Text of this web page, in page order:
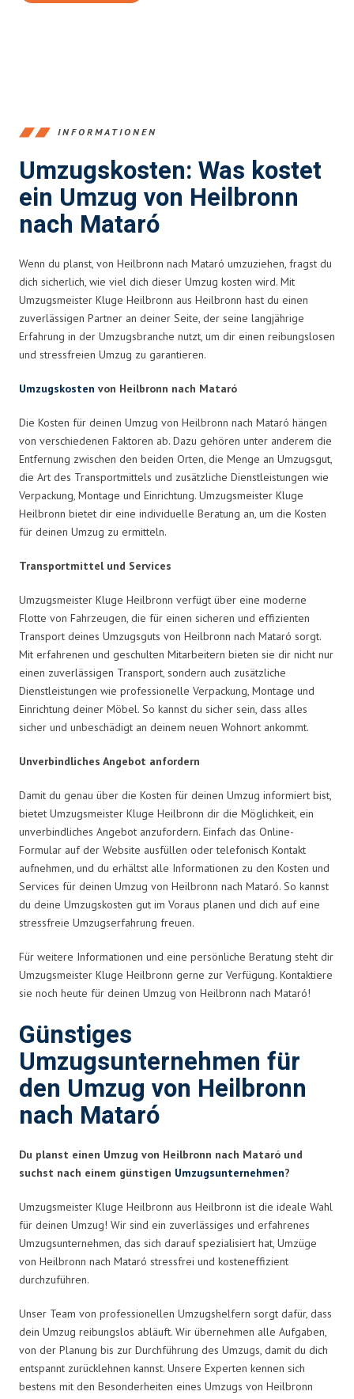
INFORMATIONEN
Umzugskosten: Was kostet
ein Umzug von Heilbronn
nach Mataró
Wenn du planst, von Heilbronn nach Mataró umzuziehen, fragst du
dich sicherlich, wie viel dich dieser Umzug kosten wird. Mit
Umzugsmeister Kluge Heilbronn aus Heilbronn hast du einen
zuverlässigen Partner an deiner Seite, der seine langjährige
Erfahrung in der Umzugsbranche nutzt, um dir einen reibungslosen
und stressfreien Umzug zu garantieren.
Umzugskosten von Heilbronn nach Mataró
Die Kosten für deinen Umzug von Heilbronn nach Mataró hängen
von verschiedenen Faktoren ab. Dazu gehören unter anderem die
Entfernung zwischen den beiden Orten, die Menge an Umzugsgut,
die Art des Transportmittels und zusätzliche Dienstleistungen wie
Verpackung, Montage und Einrichtung. Umzugsmeister Kluge
Heilbronn bietet dir eine individuelle Beratung an, um die Kosten
für deinen Umzug zu ermitteln.
Transportmittel und Services
Umzugsmeister Kluge Heilbronn verfügt über eine moderne
Flotte von Fahrzeugen, die für einen sicheren und effizienten
Transport deines Umzugsguts von Heilbronn nach Mataró sorgt.
Mit erfahrenen und geschulten Mitarbeitern bieten sie dir nicht nur
einen zuverlässigen Transport, sondern auch zusätzliche
Dienstleistungen wie professionelle Verpackung, Montage und
Einrichtung deiner Möbel. So kannst du sicher sein, dass alles
sicher und unbeschädigt an deinem neuen Wohnort ankommt.
Unverbindliches Angebot anfordern
Damit du genau über die Kosten für deinen Umzug informiert bist,
bietet Umzugsmeister Kluge Heilbronn dir die Möglichkeit, ein
unverbindliches Angebot anzufordern. Einfach das Online-
Formular auf der Website ausfüllen oder telefonisch Kontakt
aufnehmen, und du erhältst alle Informationen zu den Kosten und
Services für deinen Umzug von Heilbronn nach Mataró. So kannst
du deine Umzugskosten gut im Voraus planen und dich auf eine
stressfreie Umzugserfahrung freuen.
Für weitere Informationen und eine persönliche Beratung steht dir
Umzugsmeister Kluge Heilbronn gerne zur Verfügung. Kontaktiere
sie noch heute für deinen Umzug von Heilbronn nach Mataró!
Günstiges
Umzugsunternehmen für
den Umzug von Heilbronn
nach Mataró
Du planst einen Umzug von Heilbronn nach Mataró und
suchst nach einem günstigen Umzugsunternehmen?
Umzugsmeister Kluge Heilbronn aus Heilbronn ist die ideale Wahl
für deinen Umzug! Wir sind ein zuverlässiges und erfahrenes
Umzugsunternehmen, das sich darauf spezialisiert hat, Umzüge
von Heilbronn nach Mataró stressfrei und kosteneffizient
durchzuführen.
Unser Team von professionellen Umzugshelfern sorgt dafür, dass
dein Umzug reibungslos abläuft. Wir übernehmen alle Aufgaben,
von der Planung bis zur Durchführung des Umzugs, damit du dich
entspannt zurücklehnen kannst. Unsere Experten kennen sich
bestens mit den Besonderheiten eines Umzugs von Heilbronn